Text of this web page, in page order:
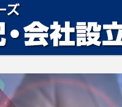
設立の方法、見つかります。